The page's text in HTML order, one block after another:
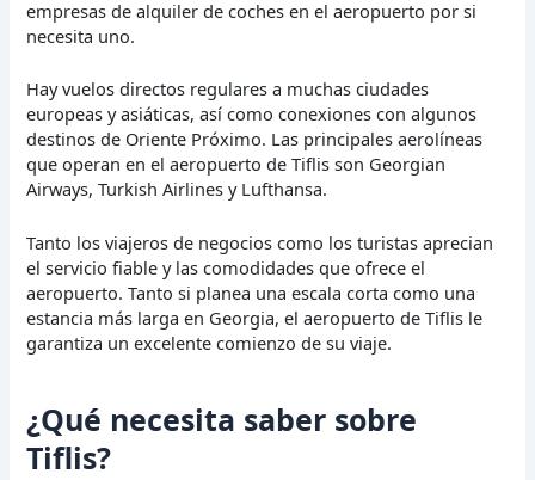
empresas de alquiler de coches en el aeropuerto por si
necesita uno.
Hay vuelos directos regulares a muchas ciudades
europeas y asiáticas, así como conexiones con algunos
destinos de Oriente Próximo. Las principales aerolíneas
que operan en el aeropuerto de Tiflis son Georgian
Airways, Turkish Airlines y Lufthansa.
Tanto los viajeros de negocios como los turistas aprecian
el servicio fiable y las comodidades que ofrece el
aeropuerto. Tanto si planea una escala corta como una
estancia más larga en Georgia, el aeropuerto de Tiflis le
garantiza un excelente comienzo de su viaje.
¿Qué necesita saber sobre
Tiflis?